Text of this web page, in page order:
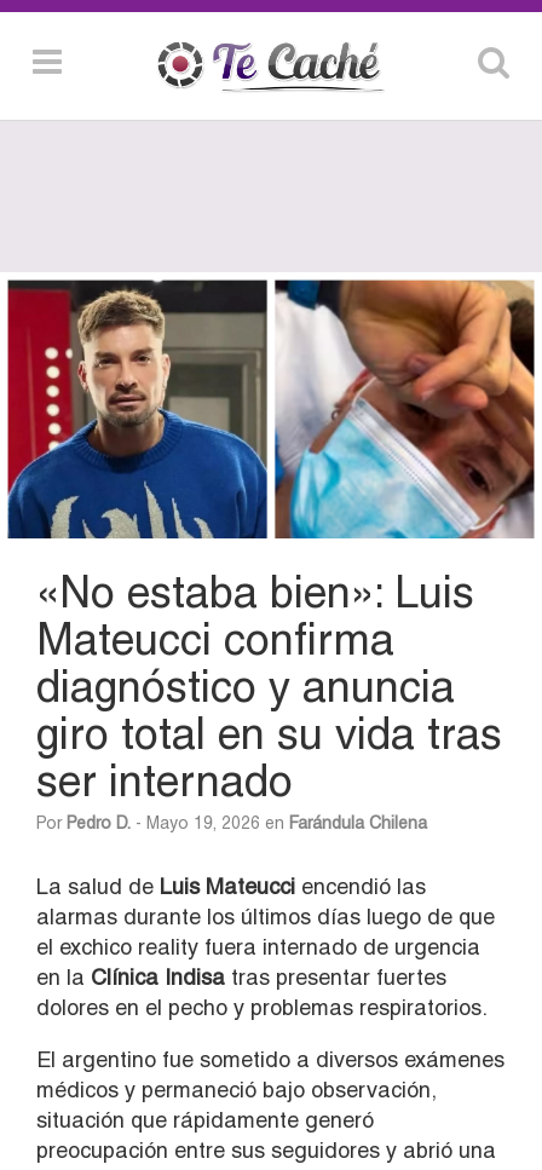
«No estaba bien»: Luis
Mateucci confirma
diagnóstico y anuncia
giro total en su vida tras
ser internado
Por Pedro D. - Mayo 19, 2026 en Farándula Chilena
La salud de Luis Mateucci encendió las
alarmas durante los últimos días luego de que
el exchico reality fuera internado de urgencia
en la Clínica Indisa tras presentar fuertes
dolores en el pecho y problemas respiratorios.
El argentino fue sometido a diversos exámenes
médicos y permaneció bajo observación,
situación que rápidamente generó
preocupación entre sus seguidores y abrió una